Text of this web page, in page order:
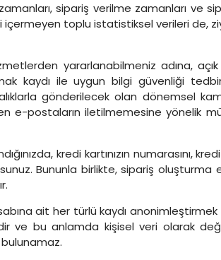
sipariş verilme zamanları ve
içermeyen toplu istatistiksel verileri de,
yararlanabilmeniz adına,
kaydı ile uygun bilgi güvenliği
gönderilecek olan dönemsel
e-postaların iletilmemesine yönelik
kredi kartınızın numarasını,
Bununla birlikte, sipariş oluşturma
ait her türlü kaydı
ve bu anlamda kişisel veri olarak